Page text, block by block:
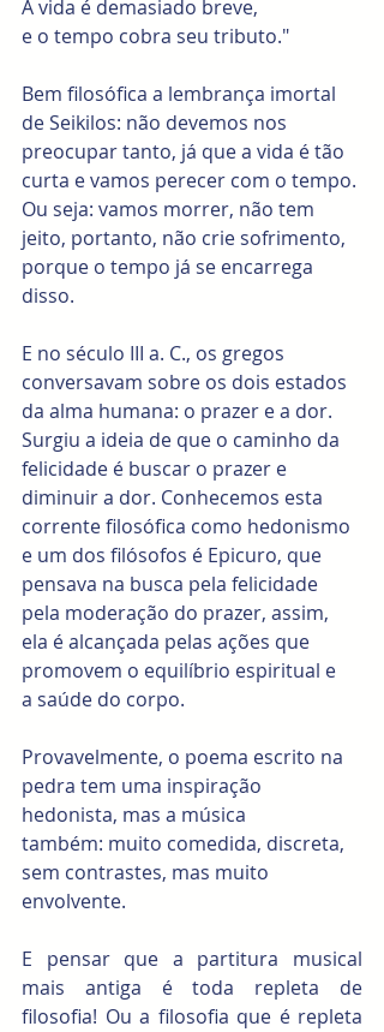
A vida é demasiado breve,
e o tempo cobra seu tributo."
Bem filosófica a lembrança imortal
de Seikilos: não devemos nos
preocupar tanto, já que a vida é tão
curta e vamos perecer com o tempo.
Ou seja: vamos morrer, não tem
jeito, portanto, não crie sofrimento,
porque o tempo já se encarrega
disso.
E no século III a. C., os gregos
conversavam sobre os dois estados
da alma humana: o prazer e a dor.
Surgiu a ideia de que o caminho da
felicidade é buscar o prazer e
diminuir a dor. Conhecemos esta
corrente filosófica como hedonismo
e um dos filósofos é Epicuro, que
pensava na busca pela felicidade
pela moderação do prazer, assim,
ela é alcançada pelas ações que
promovem o equilíbrio espiritual e
a saúde do corpo.
Provavelmente, o poema escrito na
pedra tem uma inspiração
hedonista, mas a música
também: muito comedida, discreta,
sem contrastes, mas muito
envolvente.
E pensar que a partitura musical
mais antiga é toda repleta de
filosofia! Ou a filosofia que é repleta